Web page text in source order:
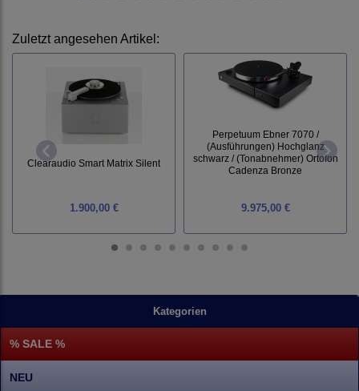
Kategorien
% SALE %
NEU
Zuletzt angesehen Artikel:
Clearaudio Smart Matrix Silent
1.900,00 €
Perpetuum Ebner 7070 /
(Ausführungen) Hochglanz
schwarz / (Tonabnehmer) Ortofon
Cadenza Bronze
9.975,00 €